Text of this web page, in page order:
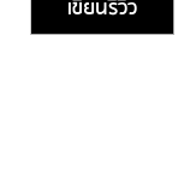
เขียนรีวิว